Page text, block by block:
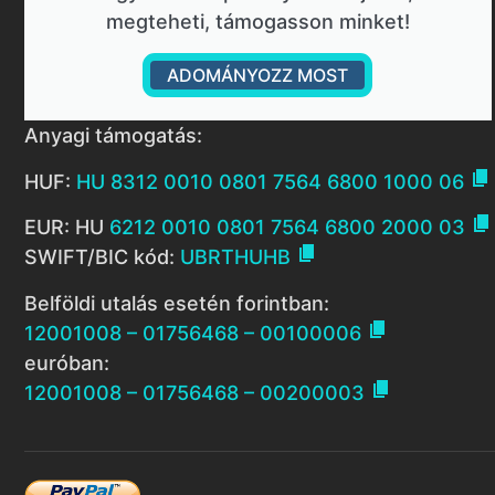
megteheti, támogasson minket!
ADOMÁNYOZZ MOST
Anyagi támogatás:
HUF: HU 8312 0010 0801 7564 6800 1000 06 
EUR: HU 6212 0010 0801 7564 6800 2000 03 
SWIFT/BIC kód: UBRTHUHB 
Belföldi utalás esetén forintban:
12001008 – 01756468 – 00100006 
euróban:
12001008 – 01756468 – 00200003 